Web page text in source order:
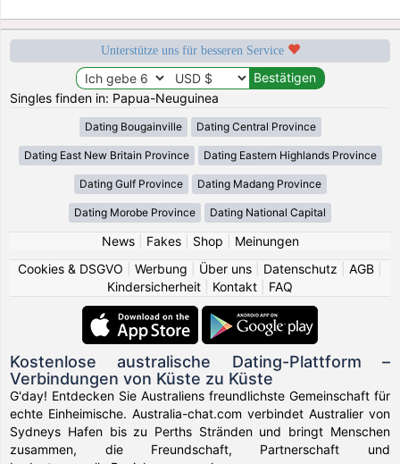
Unterstütze uns für besseren Service
Singles finden in: Papua-Neuguinea
Dating Bougainville Dating Central Province
Dating East New Britain Province Dating Eastern Highlands Province
Dating Gulf Province Dating Madang Province
Dating Morobe Province Dating National Capital
News| Fakes| Shop
Meinungen
Cookies & DSGVO
Werbung Über uns Datenschutz AGB
Kindersicherheit
Kontakt FAQ
Kostenlose australische Dating-Plattform –
Verbindungen von Küste zu Küste
G'day! Entdecken Sie Australiens freundlichste Gemeinschaft für
echte Einheimische. Australia-chat.com verbindet Australier von
Sydneys Hafen bis zu Perths Stränden und bringt Menschen
zusammen, die Freundschaft, Partnerschaft und